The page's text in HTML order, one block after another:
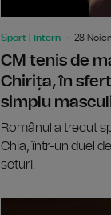
Sport | intern 28
CM tenis de
Chirița, în
simplu
Românul a trecut
Chia, într-un duel
seturi.